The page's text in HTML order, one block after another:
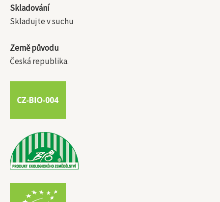
Skladování
Skladujte v suchu
Země původu
Česká republika.